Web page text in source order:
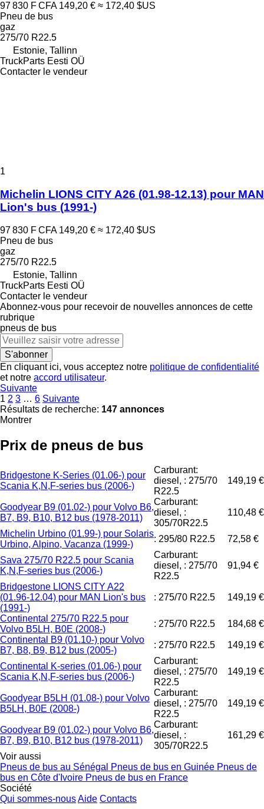
97 830 F CFA 149,20 € ≈ 172,40 $US
Pneu de bus
gaz
275/70 R22.5
Estonie, Tallinn
TruckParts Eesti OÜ
Contacter le vendeur
1
Michelin LIONS CITY A26 (01.98-12.13) pour MAN
Lion's bus (1991-)
97 830 F CFA 149,20 € ≈ 172,40 $US
Pneu de bus
gaz
275/70 R22.5
Estonie, Tallinn
TruckParts Eesti OÜ
Contacter le vendeur
Abonnez-vous pour recevoir de nouvelles annonces de cette
rubrique
pneus de bus
S'abonner
En cliquant ici, vous acceptez notre politique de confidentialité
et notre accord utilisateur.
Suivante
1 2 3 … 6 Suivante
Résultats de recherche: 147 annonces
Montrer
Prix de pneus de bus
Bridgestone K-Series (01.06-) pour
Scania K,N,F-series bus (2006-)
Carburant:
diesel, : 275/70
R22.5
149,19 €
Goodyear B9 (01.02-) pour Volvo B6,
B7, B9, B10, B12 bus (1978-2011)
Carburant:
diesel, :
305/70R22.5
110,48 €
Michelin Urbino (01.99-) pour Solaris
Urbino, Alpino, Vacanza (1999-)
: 295/80 R22.5 72,58 €
Sava 275/70 R22.5 pour Scania
K,N,F-series bus (2006-)
Carburant:
diesel, : 275/70
R22.5
91,94 €
Bridgestone LIONS CITY A22
(01.96-12.04) pour MAN Lion's bus
(1991-)
: 275/70 R22.5 149,19 €
Continental 275/70 R22.5 pour
Volvo B5LH, B0E (2008-)
: 275/70 R22.5
184,68 €
Continental B9 (01.10-) pour Volvo
B7, B8, B9, B12 bus (2005-)
: 275/70 R22.5 149,19 €
Continental K-series (01.06-) pour
Scania K,N,F-series bus (2006-)
Carburant:
diesel, : 275/70
R22.5
149,19 €
Goodyear B5LH (01.08-) pour Volvo
B5LH, B0E (2008-)
Carburant:
diesel, : 275/70
R22.5
149,19 €
Goodyear B9 (01.02-) pour Volvo B6,
B7, B9, B10, B12 bus (1978-2011)
Carburant:
diesel, :
305/70R22.5
161,29 €
Voir aussi
Pneus de bus au Sénégal Pneus de bus en Guinée Pneus de
bus en Côte d'Ivoire Pneus de bus en France
Société
Qui sommes-nousAide Contacts